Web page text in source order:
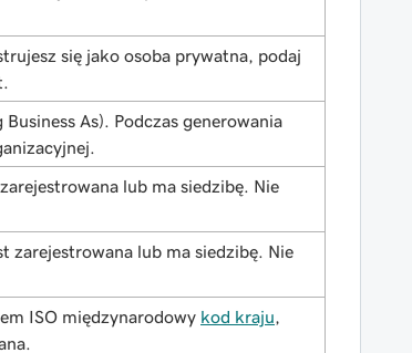
się jako osoba prywatna, podaj
As). Podczas generowania
lub ma siedzibę. Nie
zarejestrowana lub ma siedzibę. Nie
ISO międzynarodowy kod kraju